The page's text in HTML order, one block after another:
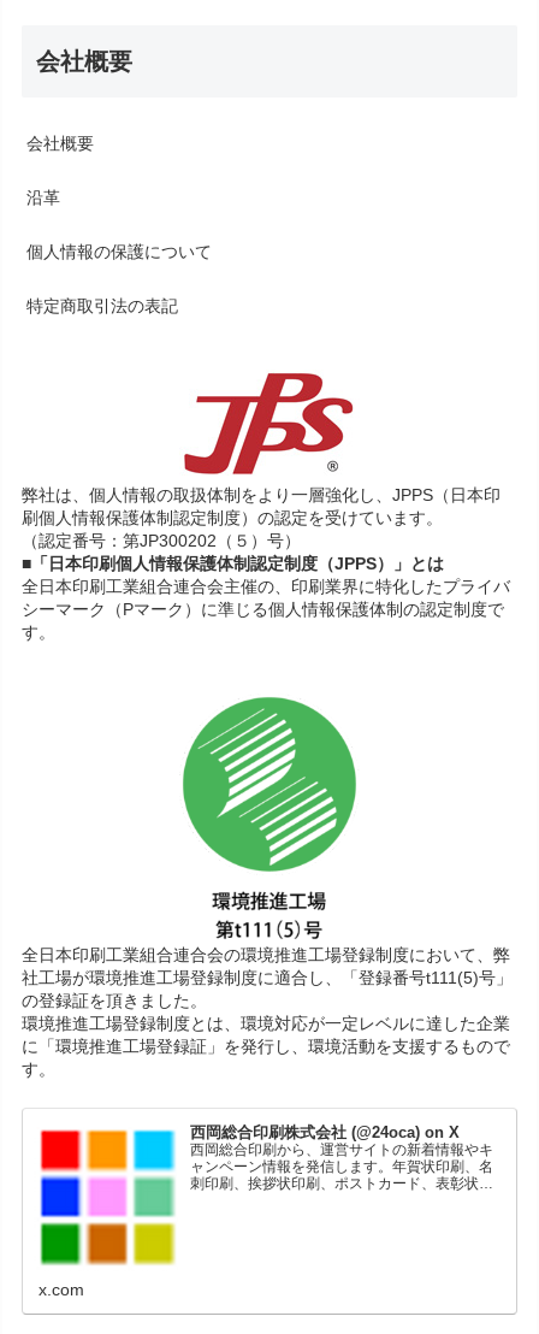
会社概要
会社概要
沿革
個人情報の保護について
特定商取引法の表記
弊社は、個人情報の取扱体制をより一層強化し、JPPS（日本印
刷個人情報保護体制認定制度）の認定を受けています。
（認定番号：第JP300202（５）号）
■「日本印刷個人情報保護体制認定制度（JPPS）」とは
全日本印刷工業組合連合会主催の、印刷業界に特化したプライバ
シーマーク（Pマーク）に準じる個人情報保護体制の認定制度で
す。
全日本印刷工業組合連合会の環境推進工場登録制度において、弊
社工場が環境推進工場登録制度に適合し、「登録番号t111(5)号」
の登録証を頂きました。
環境推進工場登録制度とは、環境対応が一定レベルに達した企業
に「環境推進工場登録証」を発行し、環境活動を支援するもので
す。
西岡総合印刷株式会社 (@24oca) on X
西岡総合印刷から、運営サイトの新着情報やキ
ャンペーン情報を発信します。年賀状印刷、名
刺印刷、挨拶状印刷、ポストカード、表彰状印
x.com